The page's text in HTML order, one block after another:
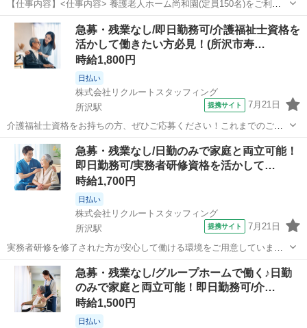
【仕事内容】<仕事内容> 養護老人ホーム尚和園(定員150名)をご利用
される皆さんに、 自立した生活への全面的な支援を行っていただきま
す。 主な仕事は、夕食のサービス～配薬～消灯後の巡視～排泄介助～
朝食のサービス等々となります。...
アルバイト・パート
急募・残業なし/即日勤務可/介護福祉士資格を
活かして働きたい方必見！(所沢市寿…
時給1,800円
日払い
株式会社リクルートスタッフィング
所沢駅
提携サイト 7月21日
介護福祉士資格をお持ちの方、ぜひご応募ください！これまでのご経
験や知識を活かしながら、現場で即戦力としてご活躍いただける環境
です。さらにスキルアップしたい方や、リーダーシップを発揮したい
方も大歓迎です。安心のサポート体制を整...
埼玉 所沢市 所沢駅 その他
急募・残業なし/日勤のみで家庭と両立可能！
即日勤務可/実務者研修資格を活かして…
時給1,700円
日払い
株式会社リクルートスタッフィング
所沢駅
提携サイト 7月21日
実務者研修を修了された方が安心して働ける環境をご用意していま
す。培った知識や技術を活かして、さらなるスキルアップを目指しま
しょう！介護福祉士資格取得も目指しながら、現場で活躍していただ
ける方をお待ちしています！ シフト希望...
埼玉 所沢市 所沢駅 介護
急募・残業なし/グループホームで働く♪日勤
のみで家庭と両立可能！即日勤務可/介…
時給1,500円
日払い